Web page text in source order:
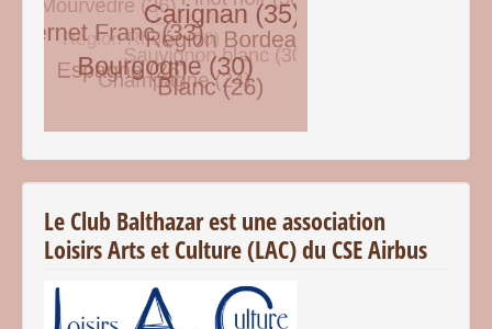
Le Club Balthazar est une association
Loisirs Arts et Culture (LAC) du CSE Airbus